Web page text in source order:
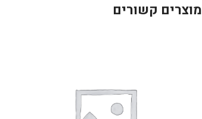
מוצרים קשורים